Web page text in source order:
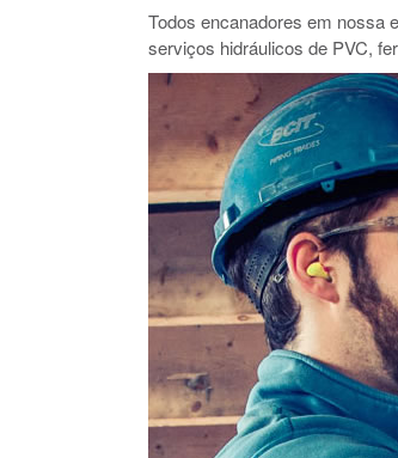
Todos encanadores em nossa
serviços hidráulicos de PVC,